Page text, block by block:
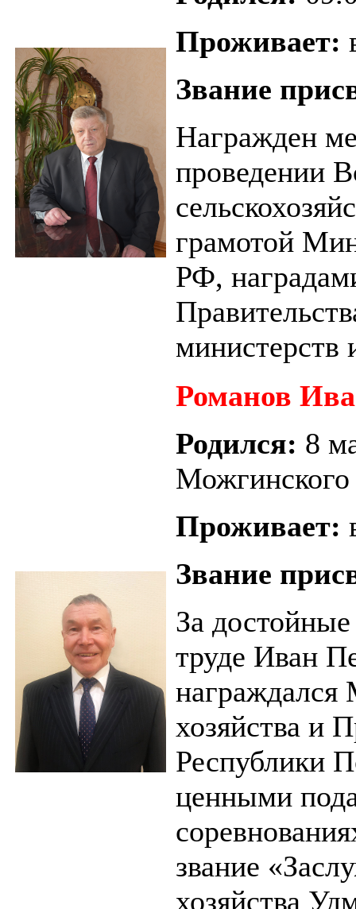
Проживает:
Звание
Награжден
проведении
грамотой
РФ,
министерств
Романов
Родился: 8
Можгинского
Проживает:
Звание
За
труде Иван
награждался
хозяйства и
Республики
ценными
звание
хозяйства